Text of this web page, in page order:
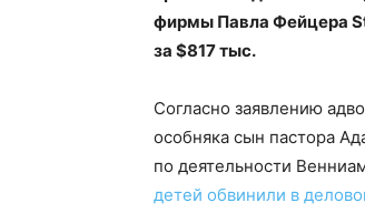
фирмы Павла Фейцера
за $817 тыс.
Согласно заявлению
особняка сын пастора
по деятельности
детей обвинили в